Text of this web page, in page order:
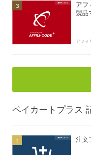
アフ
製品
アフィ
ペイカートプラス
注文